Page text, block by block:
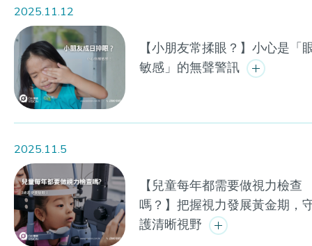
2025.11.12
【小朋友常揉眼？】小心是「
敏感」的無聲警訊
2025.11.5
【兒童每年都需要做視力檢查
嗎？】把握視力發展黃金期，
護清晰視野